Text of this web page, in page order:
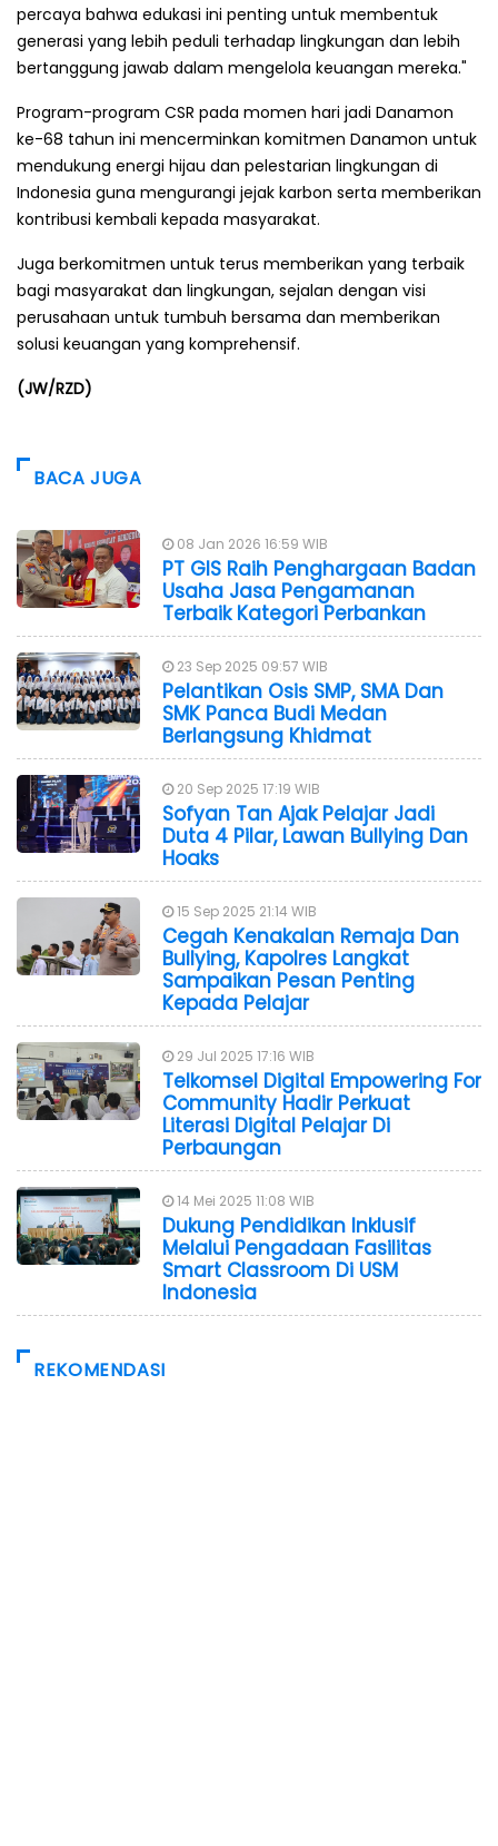
percaya bahwa edukasi ini penting untuk membentuk
generasi yang lebih peduli terhadap lingkungan dan lebih
bertanggung jawab dalam mengelola keuangan mereka."
Program-program CSR pada momen hari jadi Danamon
ke-68 tahun ini mencerminkan komitmen Danamon untuk
mendukung energi hijau dan pelestarian lingkungan di
Indonesia guna mengurangi jejak karbon serta memberikan
kontribusi kembali kepada masyarakat.
Juga berkomitmen untuk terus memberikan yang terbaik
bagi masyarakat dan lingkungan, sejalan dengan visi
perusahaan untuk tumbuh bersama dan memberikan
solusi keuangan yang komprehensif.
(JW/RZD)
BACA JUGA
08 Jan 2026 16:59 WIB
PT GIS Raih Penghargaan Badan
Usaha Jasa Pengamanan
Terbaik Kategori Perbankan
23 Sep 2025 09:57 WIB
Pelantikan Osis SMP, SMA Dan
SMK Panca Budi Medan
Berlangsung Khidmat
20 Sep 2025 17:19 WIB
Sofyan Tan Ajak Pelajar Jadi
Duta 4 Pilar, Lawan Bullying Dan
Hoaks
15 Sep 2025 21:14 WIB
Cegah Kenakalan Remaja Dan
Bullying, Kapolres Langkat
Sampaikan Pesan Penting
Kepada Pelajar
29 Jul 2025 17:16 WIB
Telkomsel Digital Empowering For
Community Hadir Perkuat
Literasi Digital Pelajar Di
Perbaungan
14 Mei 2025 11:08 WIB
Dukung Pendidikan Inklusif
Melalui Pengadaan Fasilitas
Smart Classroom Di USM
Indonesia
REKOMENDASI